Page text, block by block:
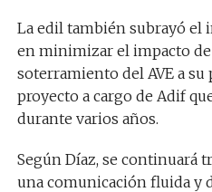
La edil también subrayó el
en minimizar el impacto de
soterramiento del AVE a su
proyecto a cargo de Adif
durante varios años.
Según Díaz, se continuará
una comunicación fluida y